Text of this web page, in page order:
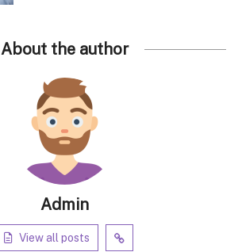
About the author
Admin
View all posts